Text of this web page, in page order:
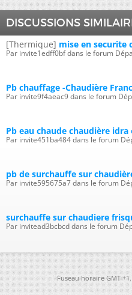
DISCUSSIONS
[Thermique] mise en securite
Par invite1edff0bf dans le forum
Pb chauffage -Chaudière
Par invite9f4aeac9 dans le forum
Pb eau chaude chaudière
Par invite451ba484 dans le forum
pb de surchauffe sur
Par invite595675a7 dans le forum
surchauffe sur chaudiere
Par invitead3bcbcd dans le forum
Fuseau horaire GMT